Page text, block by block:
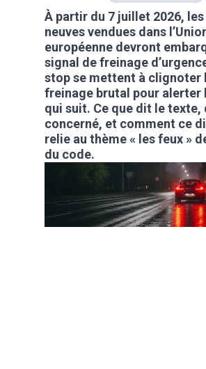
À partir du 7 juillet 2026,
neuves vendues dans
européenne devront
signal de freinage
stop se mettent à clignoter
freinage brutal pour alerter
qui suit. Ce que dit le texte,
concerné, et comment ce
relie au thème « les feux »
du code.